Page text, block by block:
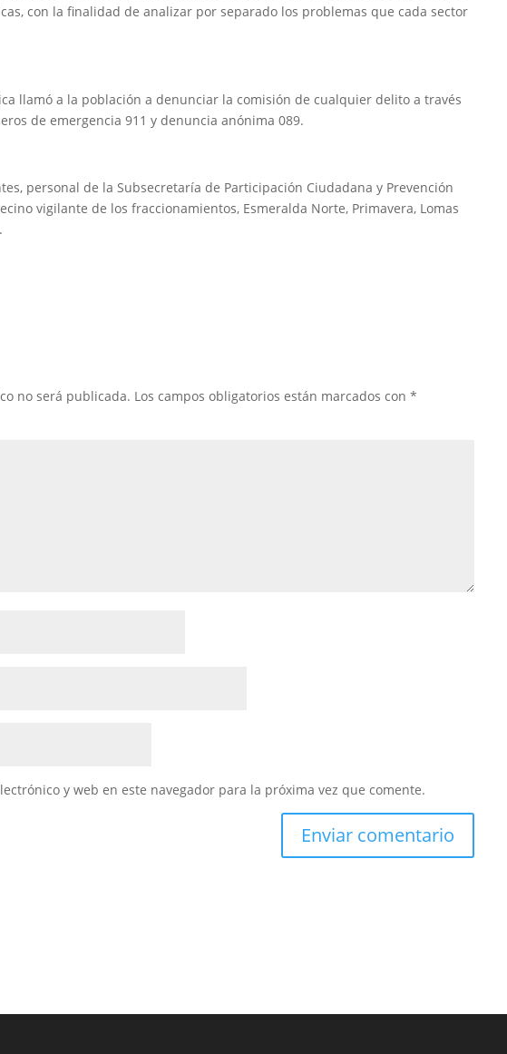
con la finalidad de analizar por separado los problemas que cada sector
llamó a la población a denunciar la comisión de cualquier delito a través
de emergencia 911 y denuncia anónima 089.
personal de la Subsecretaría de Participación Ciudadana y Prevención
vigilante de los fraccionamientos, Esmeralda Norte, Primavera, Lomas
no será publicada. Los campos obligatorios están marcados con*
y web en este navegador para la próxima vez que comente.